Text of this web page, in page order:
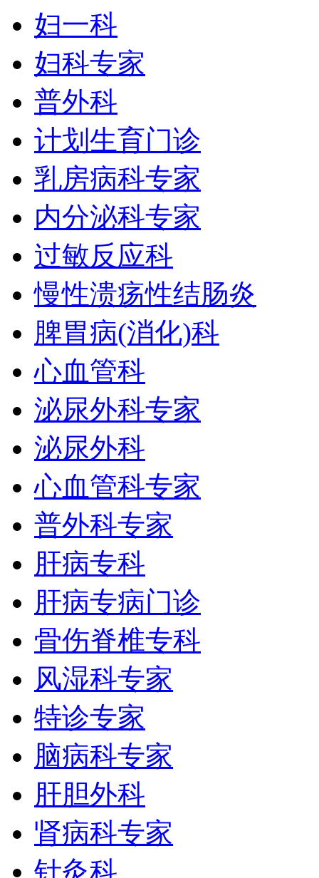
妇一科
妇科专家
普外科
计划生育门诊
乳房病科专家
内分泌科专家
过敏反应科
慢性溃疡性结肠炎
脾胃病(消化)科
心血管科
泌尿外科专家
泌尿外科
心血管科专家
普外科专家
肝病专科
肝病专病门诊
骨伤脊椎专科
风湿科专家
特诊专家
脑病科专家
肝胆外科
肾病科专家
针灸科